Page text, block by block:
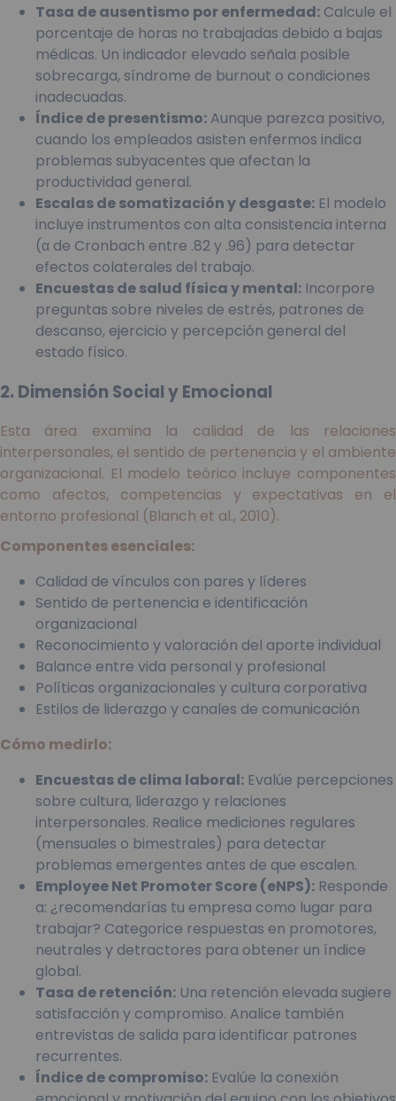
Tasa de ausentismo por enfermedad: Calcule el
porcentaje de horas no trabajadas debido a bajas
médicas. Un indicador elevado señala posible
sobrecarga, síndrome de burnout o condiciones
inadecuadas.
Índice de presentismo: Aunque parezca positivo,
cuando los empleados asisten enfermos indica
problemas subyacentes que afectan la
productividad general.
Escalas de somatización y desgaste: El modelo
incluye instrumentos con alta consistencia interna
(α de Cronbach entre .82 y .96) para detectar
efectos colaterales del trabajo.
Encuestas de salud física y mental: Incorpore
preguntas sobre niveles de estrés, patrones de
descanso, ejercicio y percepción general del
estado físico.
2. Dimensión Social y Emocional
Esta área examina la calidad de las relaciones
interpersonales, el sentido de pertenencia y el ambiente
organizacional. El modelo teórico incluye componentes
como afectos, competencias y expectativas en el
entorno profesional (Blanch et al., 2010).
Componentes esenciales:
Calidad de vínculos con pares y líderes
Sentido de pertenencia e identificación
organizacional
Reconocimiento y valoración del aporte individual
Balance entre vida personal y profesional
Políticas organizacionales y cultura corporativa
Estilos de liderazgo y canales de comunicación
Cómo medirlo:
Encuestas de clima laboral: Evalúe percepciones
sobre cultura, liderazgo y relaciones
interpersonales. Realice mediciones regulares
(mensuales o bimestrales) para detectar
problemas emergentes antes de que escalen.
Employee Net Promoter Score (eNPS): Responde
a: ¿recomendarías tu empresa como lugar para
trabajar? Categorice respuestas en promotores,
neutrales y detractores para obtener un índice
global.
Tasa de retención: Una retención elevada sugiere
satisfacción y compromiso. Analice también
entrevistas de salida para identificar patrones
recurrentes.
Índice de compromiso: Evalúe la conexión